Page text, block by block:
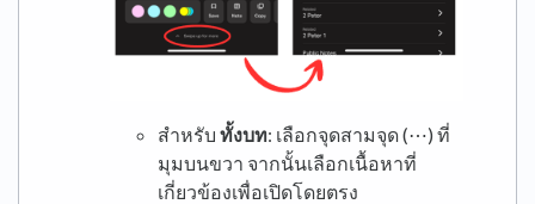
สำหรับ ทั้งบท: เลือกจุดสามจุด (⋯) ที่
มุมบนขวา จากนั้นเลือกเนื้อหาที่
เกี่ยวข้องเพื่อเปิดโดยตรง